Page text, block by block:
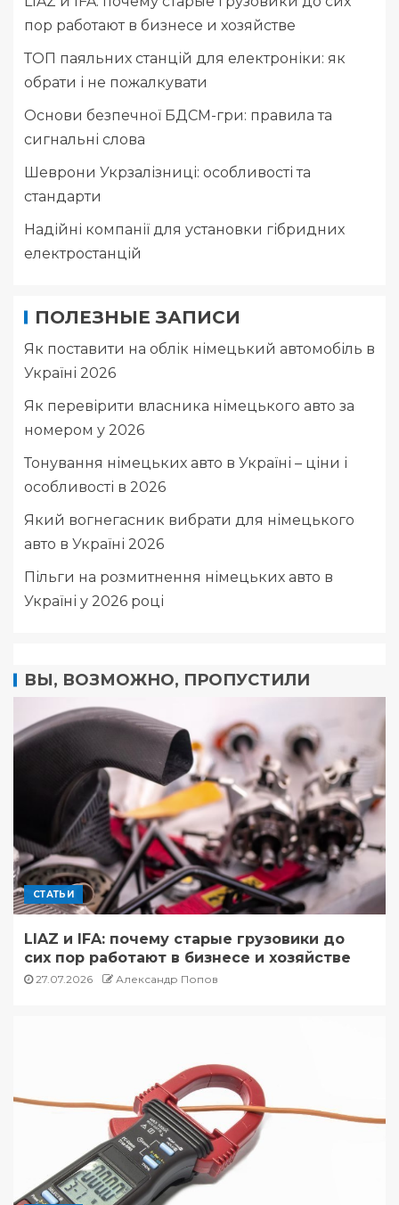
пор работают в бизнесе и хозяйстве
ТОП паяльних станцій для електроніки: як
обрати і не пожалкувати
Основи безпечної БДСМ-гри: правила та
сигнальні слова
Шеврони Укрзалізниці: особливості та
стандарти
Надійні компанії для установки гібридних
електростанцій
ПОЛЕЗНЫЕ ЗАПИСИ
Як поставити на облік німецький автомобіль в
Україні 2026
Як перевірити власника німецького авто за
номером у 2026
Тонування німецьких авто в Україні – ціни і
особливості в 2026
Який вогнегасник вибрати для німецького
авто в Україні 2026
Пільги на розмитнення німецьких авто в
Україні у 2026 році
ВЫ, ВОЗМОЖНО, ПРОПУСТИЛИ
СТАТЬИ
LIAZ и IFA: почему старые грузовики до
сих пор работают в бизнесе и хозяйстве
27.07.2026 Александр Попов